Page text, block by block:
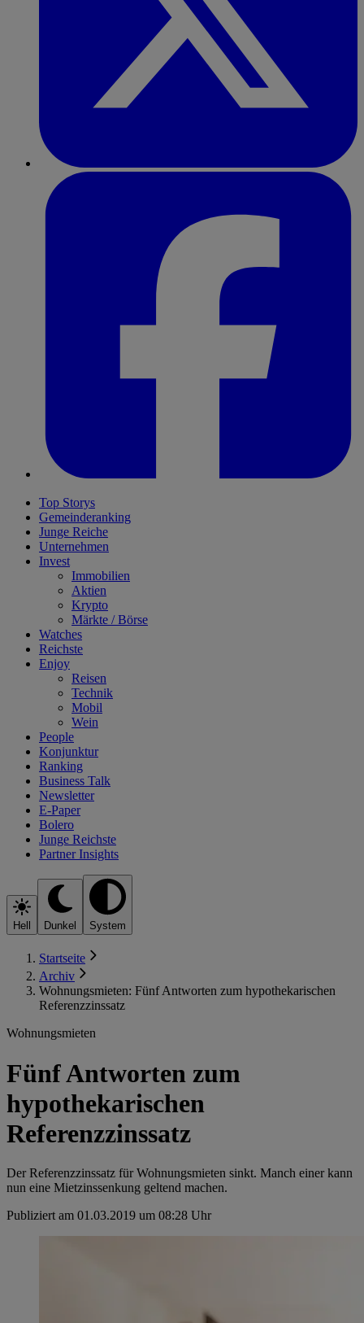
Top Storys
Gemeinderanking
Junge Reiche
Unternehmen
Invest
Immobilien
Aktien
Krypto
Märkte / Börse
Watches
Reichste
Enjoy
Reisen
Technik
Mobil
Wein
People
Konjunktur
Ranking
Business Talk
Newsletter
E-Paper
Bolero
Junge Reichste
Partner Insights
Hell Dunkel System
Startseite
Archiv
Wohnungsmieten: Fünf Antworten zum hypothekarischen
Referenzzinssatz
Wohnungsmieten
Fünf Antworten zum
hypothekarischen
Referenzzinssatz
Der Referenzzinssatz für Wohnungsmieten sinkt. Manch einer kann
nun eine Mietzinssenkung geltend machen.
Publiziert am 01.03.2019 um 08:28 Uhr